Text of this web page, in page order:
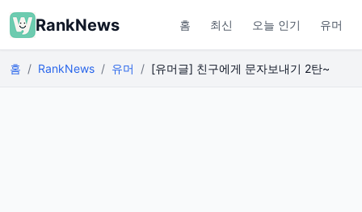
RankNews 홈 최신 오늘 인기 유머
홈 RankNews 유머 [유머글] 친구에게 문자보내기 2탄~